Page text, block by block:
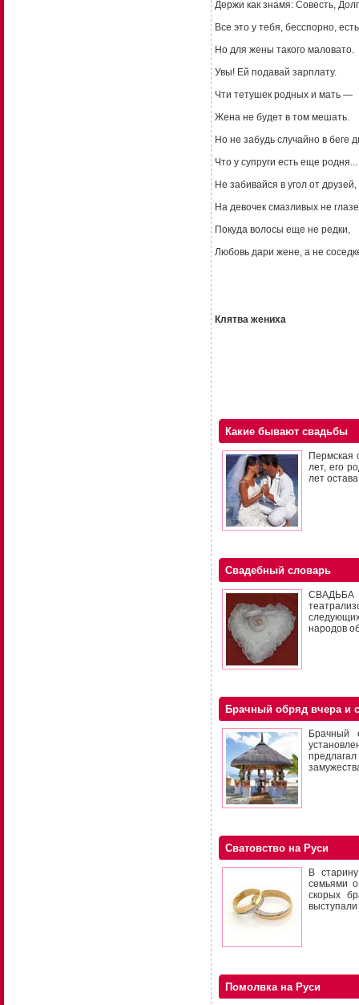
Держи как знамя: Совесть,
Все это у тебя, бесспорно,
Но для жены такого маловато.
Увы! Ей подавай зарплату.
Чти тетушек родных и мать —
Жена не будет в том мешать.
Но не забудь случайно в беге
Что у супруги есть еще родня...
Не забивайся в угол от друзей,
На девочек смазливых не
Покуда волосы еще не редки,
Любовь дари жене, а не
Клятва жениха
Какие бывают свадьбы
Пермская
лет, его
лет
Свадебный словарь
СВАДЬБА
народов
Брачный обряд вчера и
Брачный
Сватовство на Руси
В
семьями
скорых
Помолвка на Руси